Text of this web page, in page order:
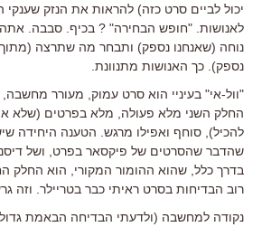
יכול לביים סרט כזה) להראות את הנזק שענקי
לאנושות. "חופש הבחירה" ? בכיף. סבבה.
נוחה (שאנחנו נספק) ותבחר מה שתרצה
נספק). כך האנושות מתנוונת.
"וול-אי" בעיניי הוא סרט עמוק, מעורר מחשבה,
החלק השני מלא פעולה, מלא בפרטים (שלא
להכיל), סוחף ואפילו מרגש. הטענה היחידה
שהדבר שהסרטים של פיקסאר בפרט, ושל
בדרך כלל, שהוא ההומור המקורי, הוא
רוב הבדיחות בסרט ראיתי כבר בטריילר. וזה
נקודה למחשבה (ולדעתי הבדיחה הבאמת